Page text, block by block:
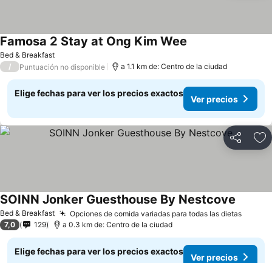
Bed & Breakfast
Famosa 2 Stay at Ong Kim Wee
/ Puntuación no disponible a 1.1 km de: Centro de la ciudad
Elige fechas para ver los precios exactos
Ver precios
Compartir
Bed & Breakfast Opciones de comida variadas para todas las dietas
SOINN Jonker Guesthouse By Nestcove
7,0 129 a 0.3 km de: Centro de la ciudad
Elige fechas para ver los precios exactos
Ver precios